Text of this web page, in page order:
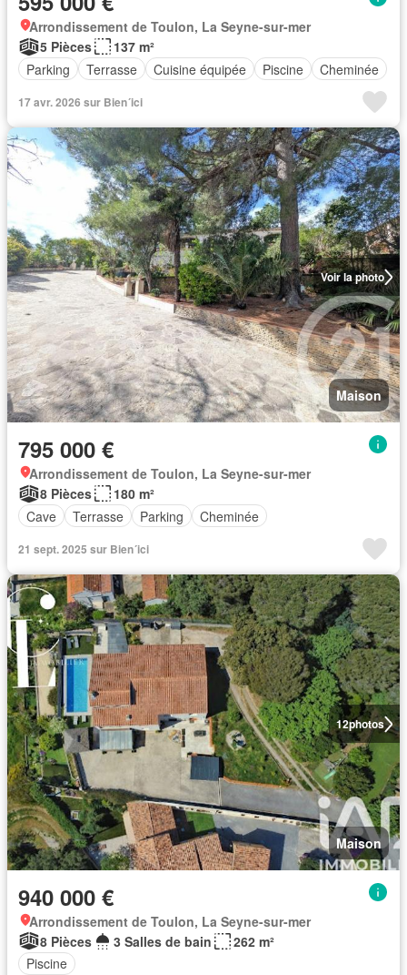
Arrondissement de Toulon, La Seyne-sur-mer
5 Pièces
137 m²
Parking
Terrasse Cuisine équipée Piscine Cheminée
17 avr. 2026 sur Bien´ici
Voir la photo
Maison
795 000 €
Arrondissement de Toulon, La Seyne-sur-mer
8 Pièces
180 m²
Cave
Terrasse Parking Cheminée
21 sept. 2025 sur Bien´ici
12photos
Maison
940 000 €
Arrondissement de Toulon, La Seyne-sur-mer
8 Pièces
3 Salles de bain
262 m²
Piscine